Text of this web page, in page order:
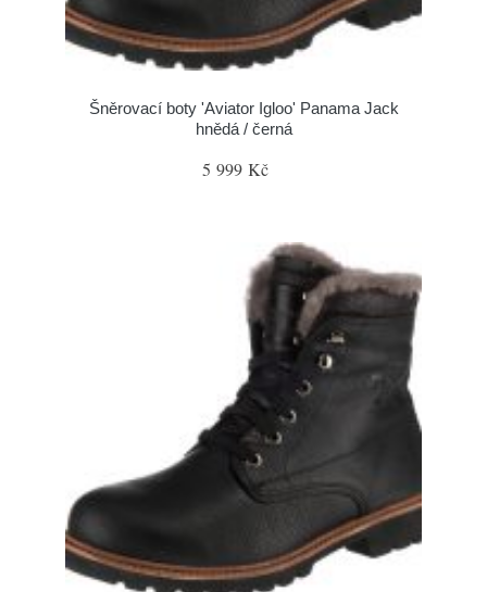
Šněrovací boty 'Aviator Igloo' Panama Jack
hnědá / černá
5 999 Kč